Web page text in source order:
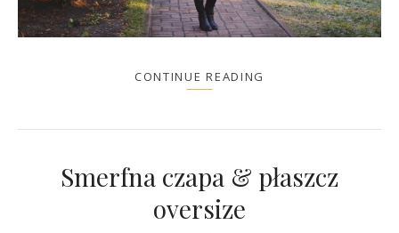
CONTINUE READING
Smerfna czapa & płaszcz
oversize